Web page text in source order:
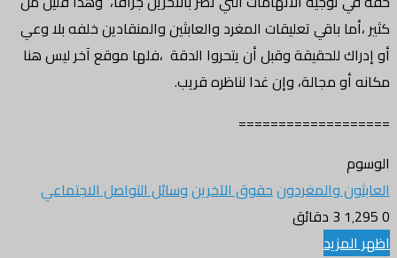
كثير ،أما باقي تعليقات المغرد والعابثين والمنقادين خلفه بلا وعي
أو إدراك للحقيقة وقبل أن يتحروا الدقة ،فلها موقع آخر ليس هنا
مكانه أو مجالة، وإن غدا لناظره قريب.
===================
الوسوم
العابثون والمغردونحقوق الآخرينوسائل التواصل الاجتماعي
0
3 دقائق
اظهر المزيد